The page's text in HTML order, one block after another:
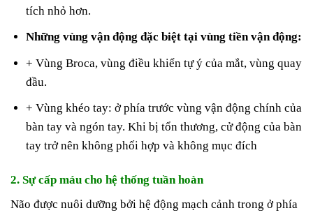
tích nhỏ hơn.
Những vùng vận động đặc biệt tại vùng tiền vận động:
+ Vùng Broca, vùng điều khiển tự ý của mắt, vùng quay
đầu.
+ Vùng khéo tay: ở phía trước vùng vận động chính của
bàn tay và ngón tay. Khi bị tổn thương, cử động của bàn
tay trở nên không phối hợp và không mục đích
2. Sự cấp máu cho hệ thống tuần hoàn
Não được nuôi dưỡng bởi hệ động mạch cảnh trong ở phía